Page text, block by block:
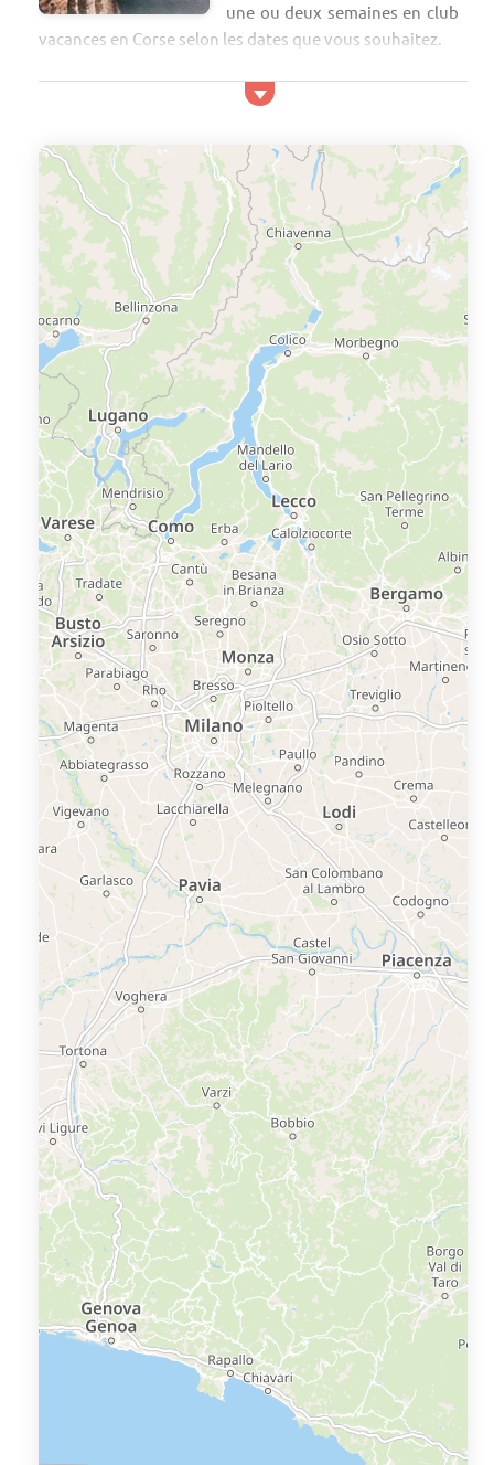
une ou deux semaines en club
vacances en Corse selon les dates que vous souhaitez.
Votre club vacances en Corse
(piscines, parcs aquatiques avec toboggans et/ou
pataugeoire, ou animations ludiques et festives pour
petits et grands au ...